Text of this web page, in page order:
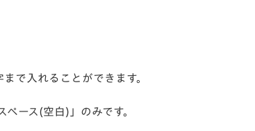
で入れることができます。
ース(空白)」のみです。